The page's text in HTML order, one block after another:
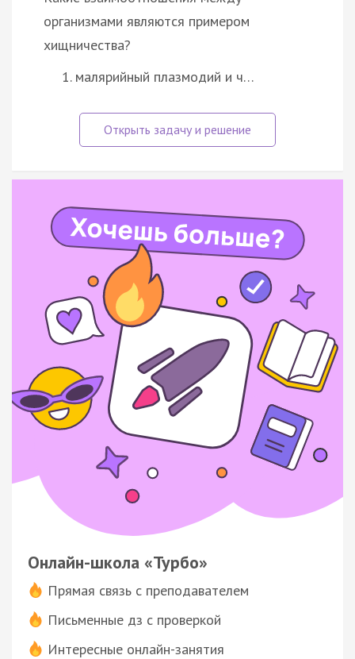
организмами являются примером
хищничества?
малярийный плазмодий и ч…
Онлайн-школа «Турбо»
Прямая связь с преподавателем
Письменные дз с проверкой
Интересные онлайн-занятия